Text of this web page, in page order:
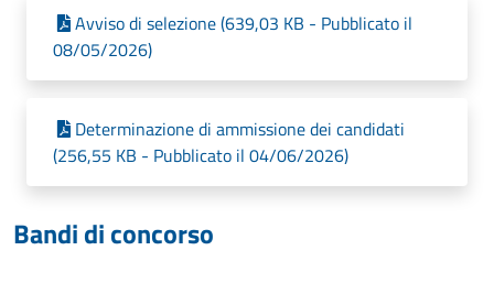
Avviso di selezione (639,03 KB - Pubblicato il
08/05/2026)
Determinazione di ammissione dei candidati
(256,55 KB - Pubblicato il 04/06/2026)
Bandi di concorso